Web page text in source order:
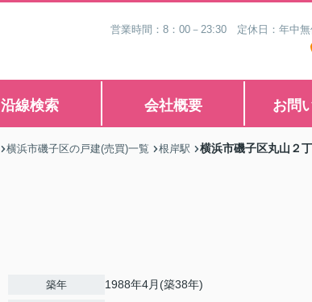
営業時間：8：00－23:30 定休日：年中
沿線検索 会社概要 お問
横浜市磯子区の戸建(売買)一覧 根岸駅 横浜市磯子区丸山２
築年 1988年4月(築38年)